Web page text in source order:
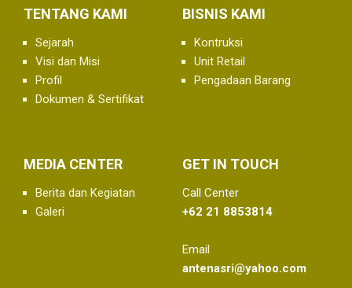
TENTANG KAMI
Sejarah
Visi dan Misi
Profil
Dokumen & Sertifikat
BISNIS KAMI
Kontruksi
Unit Retail
Pengadaan Barang
MEDIA CENTER
Berita dan Kegiatan
Galeri
GET IN TOUCH
Call Center
+62 21 8853814
Email
antenasri@yahoo.com